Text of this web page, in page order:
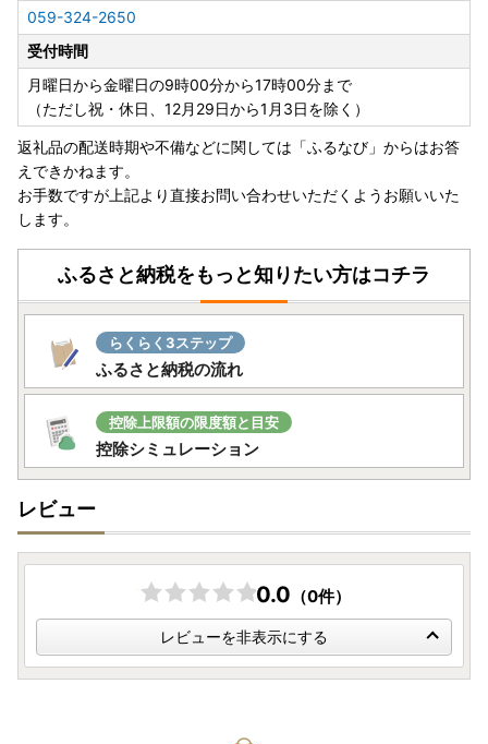
059-324-2650
受付時間
月曜日から金曜日の9時00分から17時00分まで
（ただし祝・休日、12月29日から1月3日を除く）
返礼品の配送時期や不備などに関しては「ふるなび」からはお答
えできかねます。
お手数ですが上記より直接お問い合わせいただくようお願いいた
します。
ふるさと納税をもっと知りたい方はコチラ
らくらく3ステップ
ふるさと納税の流れ
控除上限額の限度額と目安
控除シミュレーション
レビュー
0.0 （0件）
レビューを非表示にする